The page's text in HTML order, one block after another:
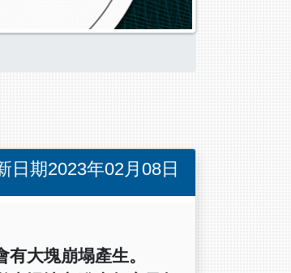
日期2023年02月08日
大塊崩塌產生。